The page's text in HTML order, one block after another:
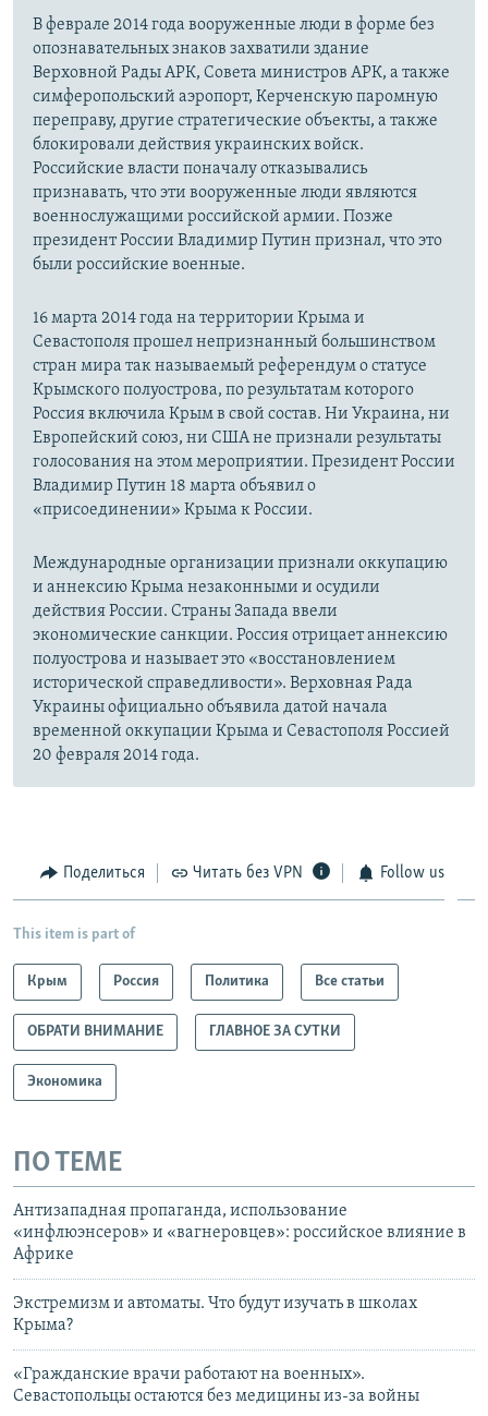
В феврале 2014 года вооруженные люди в форме без
опознавательных знаков захватили здание
Верховной Рады АРК, Совета министров АРК, а также
симферопольский аэропорт, Керченскую паромную
переправу, другие стратегические объекты, а также
блокировали действия украинских войск.
Российские власти поначалу отказывались
признавать, что эти вооруженные люди являются
военнослужащими российской армии. Позже
президент России Владимир Путин признал, что это
были российские военные.
16 марта 2014 года на территории Крыма и
Севастополя прошел непризнанный большинством
стран мира так называемый референдум о статусе
Крымского полуострова, по результатам которого
Россия включила Крым в свой состав. Ни Украина, ни
Европейский союз, ни США не признали результаты
голосования на этом мероприятии. Президент России
Владимир Путин 18 марта объявил о
«присоединении» Крыма к России.
Международные организации признали оккупацию
и аннексию Крыма незаконными и осудили
действия России. Страны Запада ввели
экономические санкции. Россия отрицает аннексию
полуострова и называет это «восстановлением
исторической справедливости». Верховная Рада
Украины официально объявила датой начала
временной оккупации Крыма и Севастополя Россией
20 февраля 2014 года.
Поделиться Читать без VPN Follow us
This item is part of
Крым Россия Политика Все статьи
ОБРАТИ ВНИМАНИЕ ГЛАВНОЕ ЗА СУТКИ
Экономика
ПО ТЕМЕ
Антизападная пропаганда, использование
«инфлюэнсеров» и «вагнеровцев»: российское влияние в
Африке
Экстремизм и автоматы. Что будут изучать в школах
Крыма?
«Гражданские врачи работают на военных».
Севастопольцы остаются без медицины из-за войны